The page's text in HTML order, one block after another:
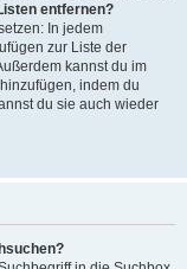
entfernen?
In jedem
zur Liste der
kannst du im
indem du
du sie auch wieder